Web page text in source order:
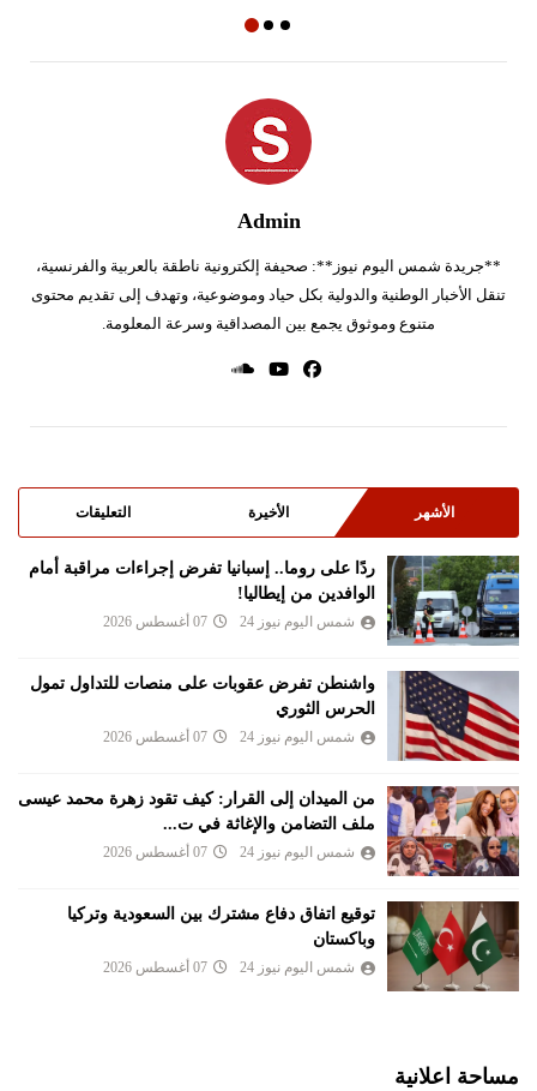
Admin
**جريدة شمس اليوم نيوز**: صحيفة إلكترونية ناطقة بالعربية والفرنسية،
تنقل الأخبار الوطنية والدولية بكل حياد وموضوعية، وتهدف إلى تقديم محتوى
متنوع وموثوق يجمع بين المصداقية وسرعة المعلومة.
الأشهر الأخيرة التعليقات
ردًا على روما.. إسبانيا تفرض إجراءات مراقبة أمام
الوافدين من إيطاليا!
شمس اليوم نيوز 24 07 أغسطس 2026
واشنطن تفرض عقوبات على منصات للتداول تمول
الحرس الثوري
شمس اليوم نيوز 24 07 أغسطس 2026
من الميدان إلى القرار: كيف تقود زهرة محمد عيسى
ملف التضامن والإغاثة في ت...
شمس اليوم نيوز 24 07 أغسطس 2026
توقيع اتفاق دفاع مشترك بين السعودية وتركيا
وباكستان
شمس اليوم نيوز 24 07 أغسطس 2026
مساحة اعلانية